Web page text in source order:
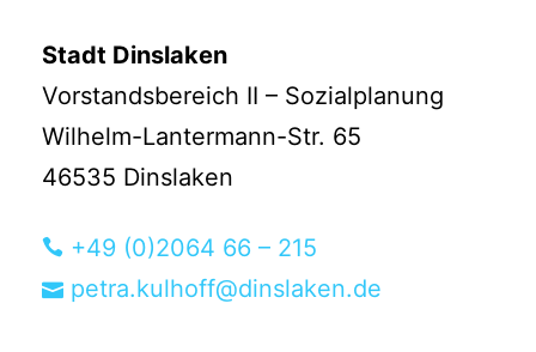
Stadt Dinslaken
Vorstandsbereich II – Sozialplanung
Wilhelm-Lantermann-Str. 65
46535 Dinslaken
+49 (0)2064 66 – 215
petra.kulhoff@dinslaken.de